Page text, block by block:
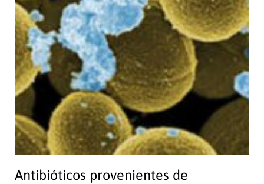
Antibióticos provenientes de